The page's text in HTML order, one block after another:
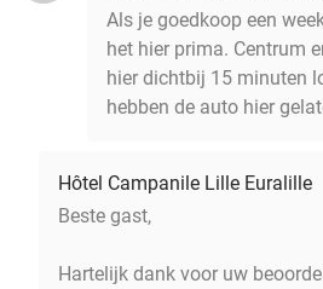
Als je goedkoop een
het hier prima. Centrum
hier dichtbij 15 minuten
hebben de auto hier
Hôtel Campanile Lille Euralille
Beste gast,
Hartelijk dank voor uw